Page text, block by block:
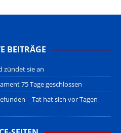
BEITRÄGE
zündet sie an
75 Tage geschlossen
– Tat hat sich vor Tagen